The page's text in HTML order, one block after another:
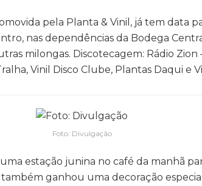
pela Planta & Vinil, já tem data
nas dependências da Bodega
milongas. Discotecagem: Rádio Zion
Vinil Disco Clube, Plantas Daqui e
Foto: Divulgação
estação junina no café da manhã
ganhou uma decoração